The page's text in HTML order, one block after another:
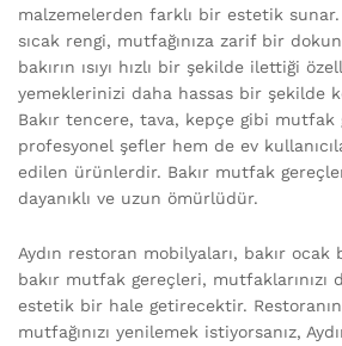
malzemelerden farklı bir estetik sunar.
sıcak rengi, mutfağınıza zarif bir
bakırın ısıyı hızlı bir şekilde ilettiği
yemeklerinizi daha hassas bir şekilde
Bakır tencere, tava, kepçe gibi mutfak
profesyonel şefler hem de ev
edilen ürünlerdir. Bakır mutfak
dayanıklı ve uzun ömürlüdür.
Aydın restoran mobilyaları, bakır ocak
bakır mutfak gereçleri, mutfaklarınızı
estetik bir hale getirecektir.
mutfağınızı yenilemek istiyorsanız,